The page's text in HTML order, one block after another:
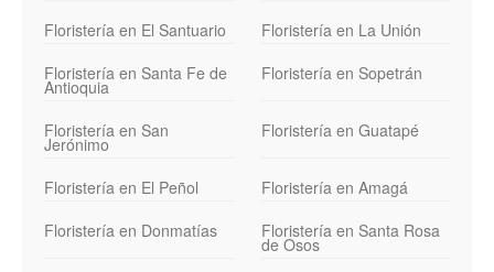
Floristería en El Santuario
Floristería en La Unión
Floristería en Santa Fe de
Antioquia
Floristería en Sopetrán
Floristería en San
Jerónimo
Floristería en Guatapé
Floristería en El Peñol
Floristería en Amagá
Floristería en Donmatías
Floristería en Santa Rosa
de Osos